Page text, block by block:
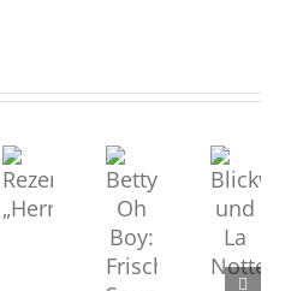
Betty
Blickwechsel